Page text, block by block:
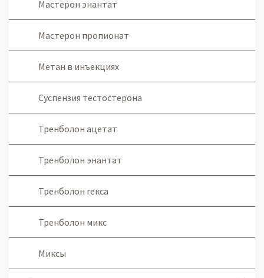
Мастерон энантат
Мастерон пропионат
Метан в инъекциях
Суспензия тестостерона
Тренболон ацетат
Тренболон энантат
Тренболон гекса
Тренболон микс
Миксы